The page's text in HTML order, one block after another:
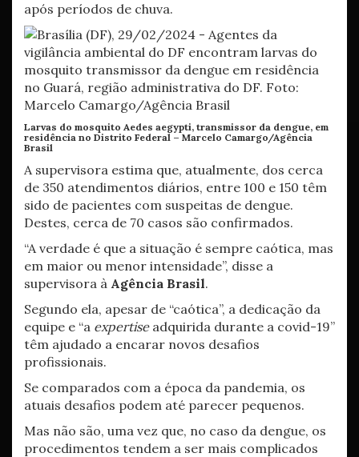
após períodos de chuva.
Larvas do mosquito Aedes aegypti, transmissor da dengue, em
residência no Distrito Federal – Marcelo Camargo/Agência
Brasil
A supervisora estima que, atualmente, dos cerca
de 350 atendimentos diários, entre 100 e 150 têm
sido de pacientes com suspeitas de dengue.
Destes, cerca de 70 casos são confirmados.
“A verdade é que a situação é sempre caótica, mas
em maior ou menor intensidade”, disse a
supervisora à Agência Brasil.
Segundo ela, apesar de “caótica”, a dedicação da
equipe e “a expertiseadquirida durante a covid-19”
têm ajudado a encarar novos desafios
profissionais.
Se comparados com a época da pandemia, os
atuais desafios podem até parecer pequenos.
Mas não são, uma vez que, no caso da dengue, os
procedimentos tendem a ser mais complicados